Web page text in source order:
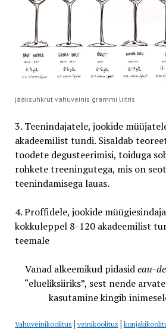
jääksuhkrut vahuveinis grammi liitris
3. Teenindajatele, jookide
akadeemilist tundi. Sisaldab
toodete degusteerimisi, toiduga
rohkete treeningutega, mis on
teenindamisega lauas.
4. Proffidele, jookide
kokkuleppel 8-120 akadeemilist
teemale
Vanad alkeemikud pidasideau-
“elueliksiiriks”, sest nende
kasutamine kingib
Vahuveinikoolitus veinikoolitus